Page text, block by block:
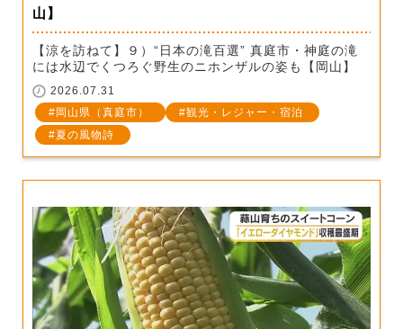
山】
【涼を訪ねて】９）“日本の滝百選” 真庭市・神庭の滝
には水辺でくつろぐ野生のニホンザルの姿も【岡山】
2026.07.31
岡山県（真庭市）
観光・レジャー・宿泊
夏の風物詩